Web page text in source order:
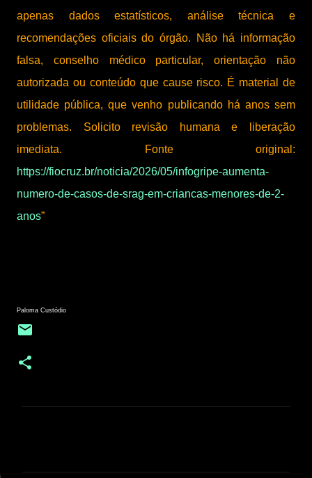
apenas dados estatísticos, análise técnica e
recomendações oficiais do órgão. Não há informação
falsa, conselho médico particular, orientação não
autorizada ou conteúdo que cause risco. É material de
utilidade pública, que venho publicando há anos sem
problemas. Solicito revisão humana e liberação
imediata. Fonte original:
https://fiocruz.br/noticia/2026/05/infogripe-aumenta-
numero-de-casos-de-srag-em-criancas-menores-de-2-
anos”
Paloma Custódio